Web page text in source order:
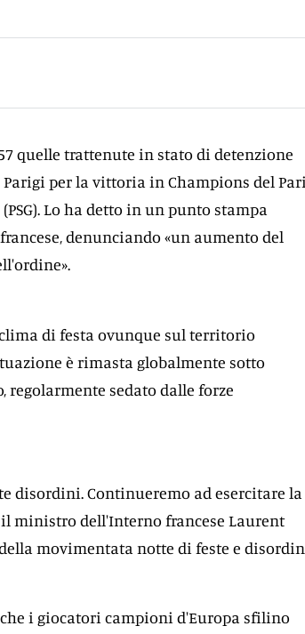
quelle trattenute in stato di detenzione
per la vittoria in Champions del
Lo ha detto in un punto stampa
denunciando «un aumento del
di festa ovunque sul territorio
è rimasta globalmente sotto
regolarmente sedato dalle forze
disordini. Continueremo ad esercitare la
ministro dell'Interno francese Laurent
movimentata notte di feste e
i giocatori campioni d'Europa sfilino